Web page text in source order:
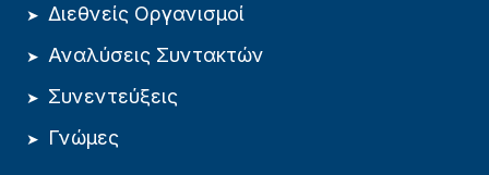
Διεθνείς Οργανισμοί
Αναλύσεις Συντακτών
Συνεντεύξεις
Γνώμες